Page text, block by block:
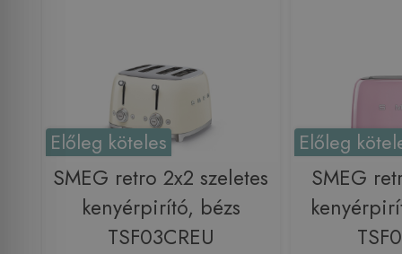
Előleg köteles
SMEG retro 2x2 szeletes
kenyérpirító, bézs
TSF03CREU
Előleg
SMEG